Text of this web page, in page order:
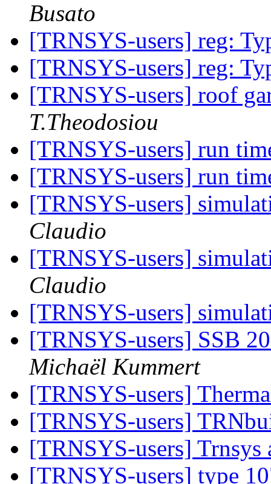
Busato
[TRNSYS-users] reg:
[TRNSYS-users] reg:
[TRNSYS-users] roof
T.Theodosiou
[TRNSYS-users] run
[TRNSYS-users] run
[TRNSYS-users]
Claudio
[TRNSYS-users]
Claudio
[TRNSYS-users]
[TRNSYS-users] SSB
Michaël Kummert
[TRNSYS-users]
[TRNSYS-users]
[TRNSYS-users]
[TRNSYS-users] type